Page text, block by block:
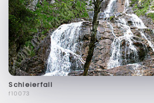
Schleierfall
f10073